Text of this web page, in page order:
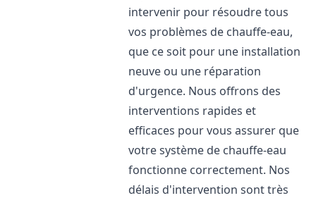
intervenir pour résoudre tous
vos problèmes de chauffe-eau,
que ce soit pour une installation
neuve ou une réparation
d'urgence. Nous offrons des
interventions rapides et
efficaces pour vous assurer que
votre système de chauffe-eau
fonctionne correctement. Nos
délais d'intervention sont très